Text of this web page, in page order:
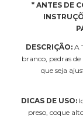
* ANTES DE
DESCRIÇÃO: A
branco, pedras
que seja
DICAS DE USO:
preso, coque